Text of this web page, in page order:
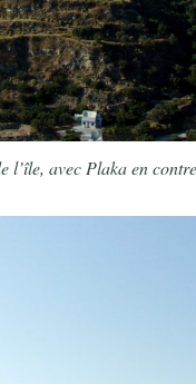
l’île, avec Plaka en